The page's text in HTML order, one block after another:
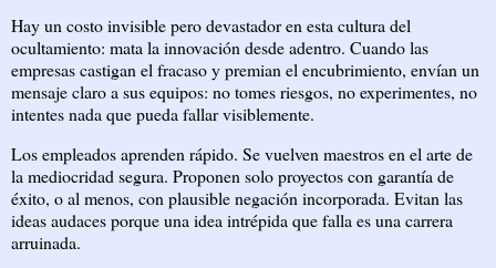
Hay un costo invisible pero devastador en esta cultura del
ocultamiento: mata la innovación desde adentro. Cuando las
empresas castigan el fracaso y premian el encubrimiento, envían un
mensaje claro a sus equipos: no tomes riesgos, no experimentes, no
intentes nada que pueda fallar visiblemente.
Los empleados aprenden rápido. Se vuelven maestros en el arte de
la mediocridad segura. Proponen solo proyectos con garantía de
éxito, o al menos, con plausible negación incorporada. Evitan las
ideas audaces porque una idea intrépida que falla es una carrera
arruinada.